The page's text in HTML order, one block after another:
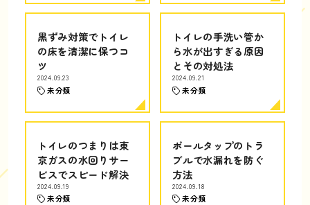
黒ずみ対策でトイレ
の床を清潔に保つコ
ツ
2024.09.23
未分類
トイレの手洗い管か
ら水が出すぎる原因
とその対処法
2024.09.21
未分類
トイレのつまりは東
京ガスの水回りサー
ビスでスピード解決
2024.09.19
未分類
ボールタップのトラ
ブルで水漏れを防ぐ
方法
2024.09.18
未分類